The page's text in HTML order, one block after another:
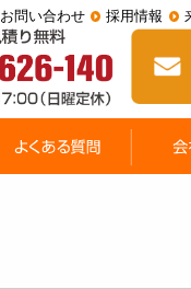
お問い合わせ 採用情報